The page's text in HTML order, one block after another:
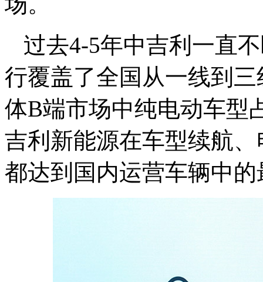
过去4-5年中吉利一直
行覆盖了全国从一线到
体B端市场中纯电动车型
吉利新能源在车型续航
都达到国内运营车辆中